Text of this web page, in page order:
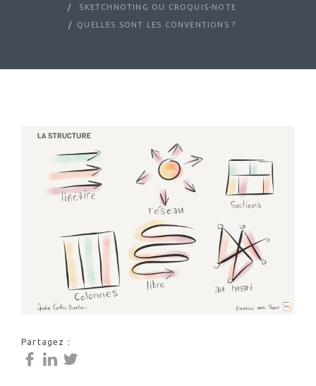
SKETCHNOTING OU CROQUIS-NOTE
QUELLES SONT LES CONVENTIONS ?
Partagez :